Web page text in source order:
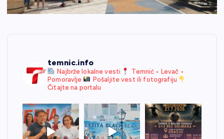
temnic.info
Najbrže lokalne vesti
Temnić • Levač •
Pomoravlje
Pošaljite vest ili fotografiju
Čitajte na portalu